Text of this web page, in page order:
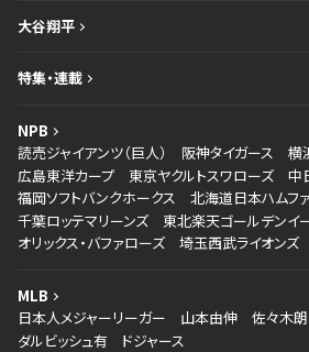
大谷翔平
特集・連載
NPB
読売ジャイアンツ（巨人）
阪神タイガース
横
広島東洋カープ
東京ヤクルトスワローズ
中
福岡ソフトバンクホークス
北海道日本ハムフ
千葉ロッテマリーンズ
東北楽天ゴールデンイ
オリックス・バファローズ
埼玉西武ライオンズ
MLB
日本人メジャーリーガー
山本由伸 佐々木
ダルビッシュ有
ドジャース